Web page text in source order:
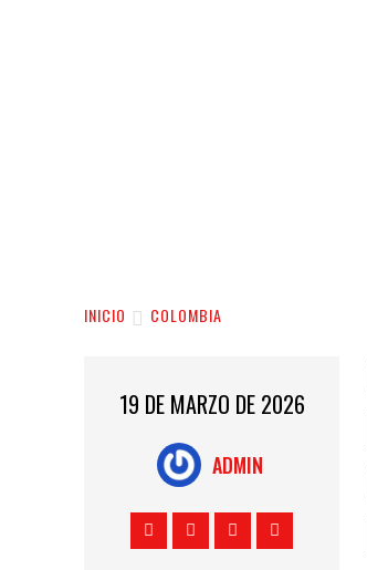
INICIO COLOMBIA
19 DE MARZO DE 2026
ADMIN